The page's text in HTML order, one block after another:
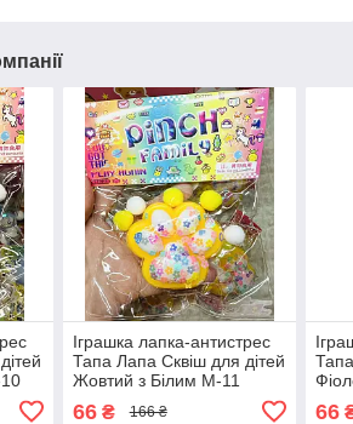
Іграшка лапка-антистрес
Тапа Лапа Сквіш для дітей
Жовтий з Білим М-11
66₴ 166 ₴ 66